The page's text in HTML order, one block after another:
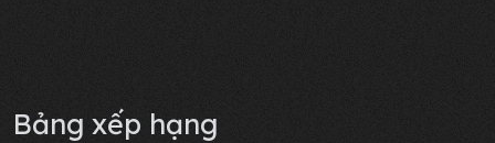
Bảng xếp hạng